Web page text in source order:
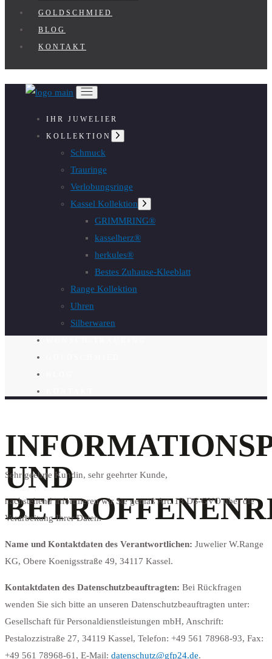
GOLDSCHMIED
BLOG
KONTAKT
IHR JUWELIER
KOLLEKTION
Untermenü
anzeigen
Schmuck
Trauringe
Verlobungsringe
Kassel Kollektion Untermenü
anzeigen
GRIMMRING®
kasselherz®
herkules®
Bestes Zuhause-Kleeblatt
Range Kollektion
Uhren
Silberwaren
UND
Sehr geehrte Kundin, sehr geehrter Kunde,
nachstehend informieren wir Sie gemäß Art. 13 DS-GVO über die
Verarbeitung Ihrer Daten.
Name und Kontaktdaten des Verantwortlichen: Juwelier W.Range
KG, Obere Koenigsstraße 49, 34117 Kassel.
Kontaktdaten des Datenschutzbeauftragten: Bei Rückfragen
wenden Sie sich bitte an unseren Datenschutzbeauftragten unter:
Gesellschaft für Personaldienstleistungen mbH, Anschrift:
Pestalozzistraße 27, 34119 Kassel, Telefon: +49 561 78968-93, Fax:
+49 561 78968-61, E-Mail: datenschutz@gfp24.de.